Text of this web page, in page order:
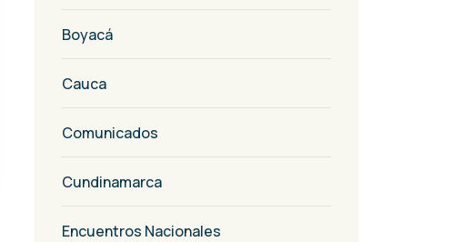
Boyacá
Cauca
Comunicados
Cundinamarca
Encuentros Nacionales